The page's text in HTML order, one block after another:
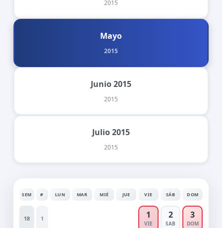
2015
Mayo
2015
Junio 2015
2015
Julio 2015
2015
SEM # LUN MAR MIÉ JUE VIE SÁB DOM
18 1 1
VIE
2
SAB
3
DOM